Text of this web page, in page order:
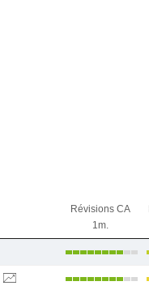
Révisions CA
1m.